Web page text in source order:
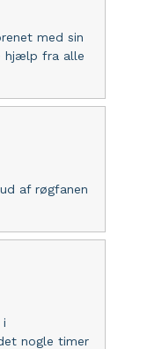
med sin
hjælp fra alle
af røgfanen
i
nogle timer